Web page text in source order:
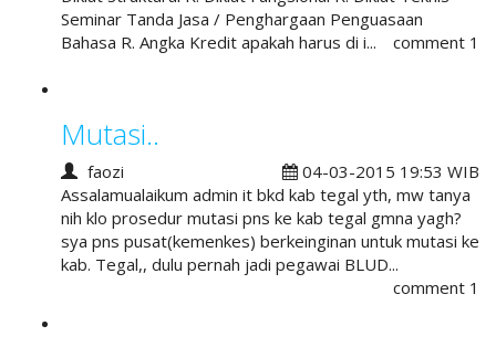
Seminar Tanda Jasa / Penghargaan Penguasaan
Bahasa R. Angka Kredit apakah harus di i...
comment 1
Mutasi..
faozi
04-03-2015 19:53 WIB
Assalamualaikum admin it bkd kab tegal yth, mw tanya
nih klo prosedur mutasi pns ke kab tegal gmna yagh?
sya pns pusat(kemenkes) berkeinginan untuk mutasi ke
kab. Tegal,, dulu pernah jadi pegawai BLUD...
comment 1